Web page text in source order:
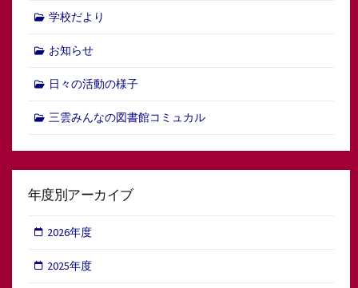
学校だより
お知らせ
日々の活動の様子
三雲みんなの図書館コミュカル
年度別アーカイブ
2026年度
2025年度